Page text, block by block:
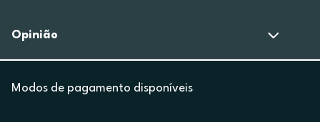
Opinião
Modos de pagamento disponíveis